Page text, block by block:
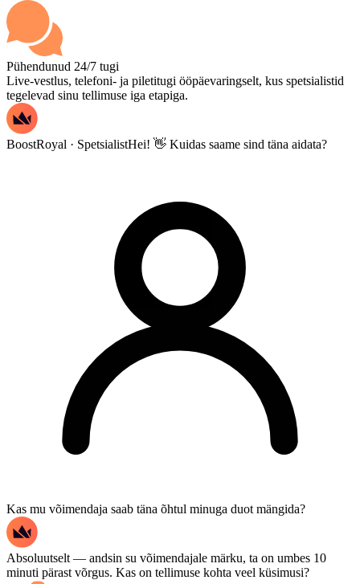
Pühendunud 24/7 tugi
Live-vestlus, telefoni- ja piletitugi ööpäevaringselt, kus spetsialistid
tegelevad sinu tellimuse iga etapiga.
BoostRoyal · SpetsialistHei! 👋 Kuidas saame sind täna aidata?
Kas mu võimendaja saab täna õhtul minuga duot mängida?
Absoluutselt — andsin su võimendajale märku, ta on umbes 10
minuti pärast võrgus. Kas on tellimuse kohta veel küsimusi?